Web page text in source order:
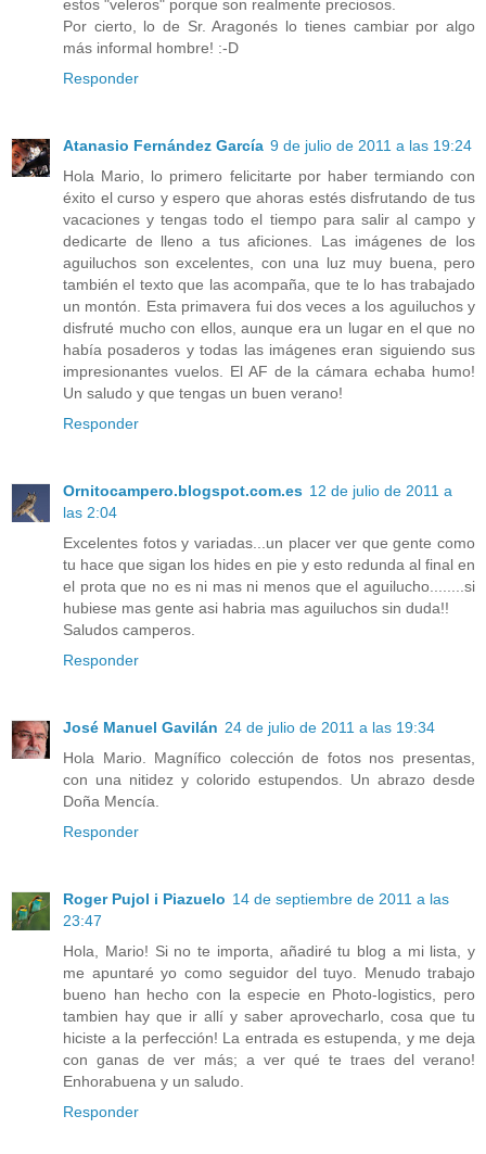
estos "veleros" porque son realmente preciosos.
Por cierto, lo de Sr. Aragonés lo tienes cambiar por algo
más informal hombre! :-D
Responder
Atanasio Fernández García 9 de julio de 2011 a las 19:24
Hola Mario, lo primero felicitarte por haber termiando con
éxito el curso y espero que ahoras estés disfrutando de tus
vacaciones y tengas todo el tiempo para salir al campo y
dedicarte de lleno a tus aficiones. Las imágenes de los
aguiluchos son excelentes, con una luz muy buena, pero
también el texto que las acompaña, que te lo has trabajado
un montón. Esta primavera fui dos veces a los aguiluchos y
disfruté mucho con ellos, aunque era un lugar en el que no
había posaderos y todas las imágenes eran siguiendo sus
impresionantes vuelos. El AF de la cámara echaba humo!
Un saludo y que tengas un buen verano!
Responder
Ornitocampero.blogspot.com.es 12 de julio de 2011 a
las 2:04
Excelentes fotos y variadas...un placer ver que gente como
tu hace que sigan los hides en pie y esto redunda al final en
el prota que no es ni mas ni menos que el aguilucho........si
hubiese mas gente asi habria mas aguiluchos sin duda!!
Saludos camperos.
Responder
José Manuel Gavilán 24 de julio de 2011 a las 19:34
Hola Mario. Magnífico colección de fotos nos presentas,
con una nitidez y colorido estupendos. Un abrazo desde
Doña Mencía.
Responder
Roger Pujol i Piazuelo 14 de septiembre de 2011 a las
23:47
Hola, Mario! Si no te importa, añadiré tu blog a mi lista, y
me apuntaré yo como seguidor del tuyo. Menudo trabajo
bueno han hecho con la especie en Photo-logistics, pero
tambien hay que ir allí y saber aprovecharlo, cosa que tu
hiciste a la perfección! La entrada es estupenda, y me deja
con ganas de ver más; a ver qué te traes del verano!
Enhorabuena y un saludo.
Responder